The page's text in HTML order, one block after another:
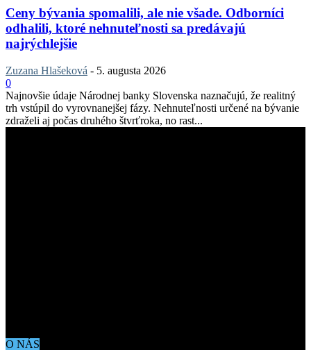
Ceny bývania spomalili, ale nie všade. Odborníci
odhalili, ktoré nehnuteľnosti sa predávajú
najrýchlejšie
Zuzana Hlašeková - 5. augusta 2026
0
Najnovšie údaje Národnej banky Slovenska naznačujú, že realitný
trh vstúpil do vyrovnanejšej fázy. Nehnuteľnosti určené na bývanie
zdraželi aj počas druhého štvrťroka, no rast...
O NÁS